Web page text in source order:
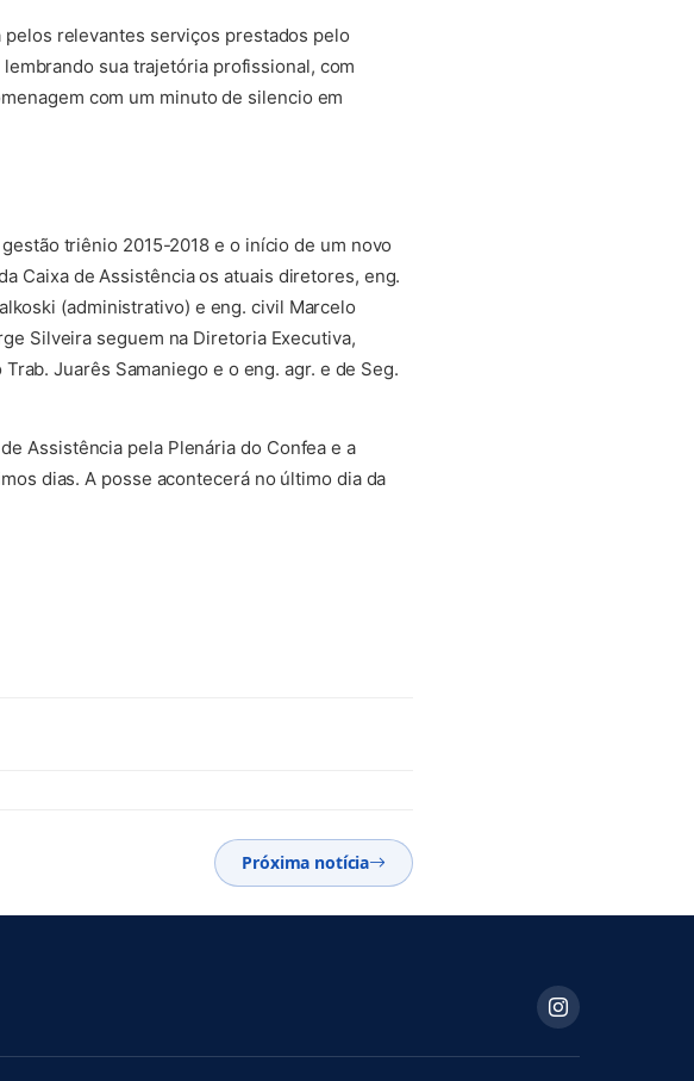
relevantes serviços prestados pelo
sua trajetória profissional, com
com um minuto de silencio em
triênio 2015-2018 e o início de um novo
Caixa de Assistência os atuais diretores, eng.
(administrativo) e eng. civil Marcelo
Silveira seguem na Diretoria Executiva,
Juarês Samaniego e o eng. agr. e de Seg.
Assistência pela Plenária do Confea e a
dias. A posse acontecerá no último dia da
Próxima notícia